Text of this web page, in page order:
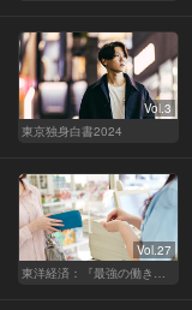
Vol.3
東京独身白書2024
Vol.27
東洋経済：『最強の働き方』『一流の育て方』